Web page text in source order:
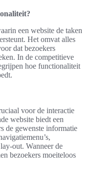
een website de taken
Het omvat alles
dat bezoekers
In de competitieve
hoe functionaliteit
voor de interactie
website biedt een
de gewenste informatie
out. Wanneer de
bezoekers moeiteloos